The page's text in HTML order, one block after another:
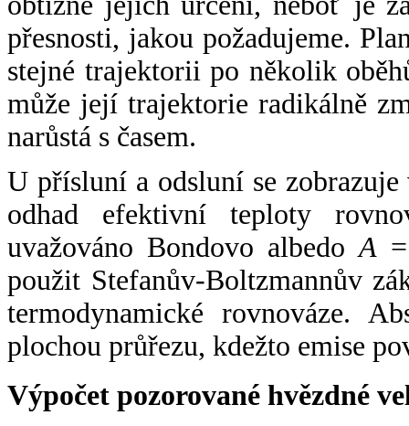
přesnosti, jakou požadujeme.
stejné trajektorii po několik
může její trajektorie radikálně
narůstá s časem.
U přísluní a odsluní se
odhad efektivní teploty
uvažováno Bondovo albedoA
použit Stefanův-Boltzmannův
termodynamické rovnováze.
plochou průřezu, kdežto emise
Výpočet pozorované hvězdné